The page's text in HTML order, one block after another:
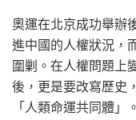
奧運在北京成功舉辦
進中國的人權狀況，
圍剿。在人權問題上
後，更是要改寫歷史
「人類命運共同體